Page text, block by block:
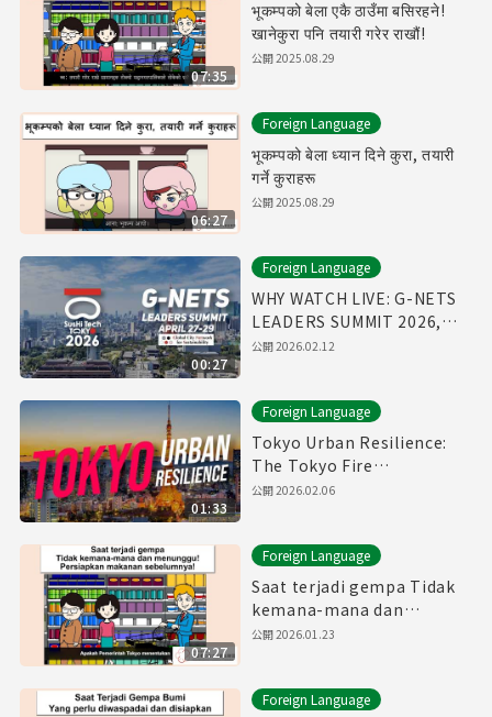
07:35
भूकम्पको बेला एकै ठाउँमा बसिरहने!
खानेकुरा पनि तयारी गरेर राखौं!
公開2025.08.29
06:27
Foreign Language
भूकम्पको बेला ध्यान दिने कुरा, तयारी
गर्ने कुराहरू
公開2025.08.29
00:27
Foreign Language
WHY WATCH LIVE: G-NETS
LEADERS SUMMIT 2026,
April 27-29
公開2026.02.12
01:33
Foreign Language
Tokyo Urban Resilience:
The Tokyo Fire
Department Annual Fire
公開2026.02.06
07:27
Foreign Language
Saat terjadi gempa Tidak
kemana-mana dan
menunggu! Persiapkan
公開2026.01.23
Foreign Language